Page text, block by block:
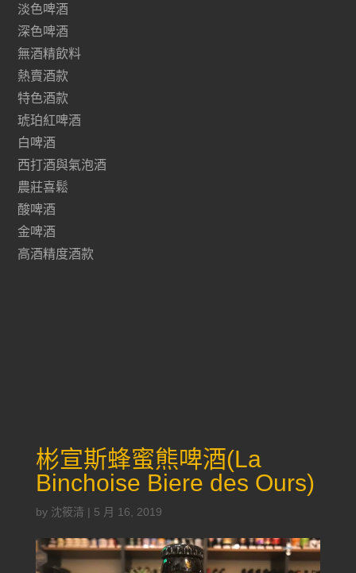
淡色啤酒
深色啤酒
無酒精飲料
熱賣酒款
特色酒款
琥珀紅啤酒
白啤酒
西打酒與氣泡酒
農莊喜鬆
酸啤酒
金啤酒
高酒精度酒款
彬宣斯蜂蜜熊啤酒(La
Binchoise Biere des Ours)
by 沈筱清 | 5 月 16, 2019